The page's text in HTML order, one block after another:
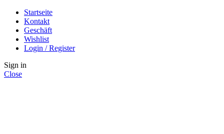
Startseite
Kontakt
Geschäft
Wishlist
Login / Register
Sign in
Close